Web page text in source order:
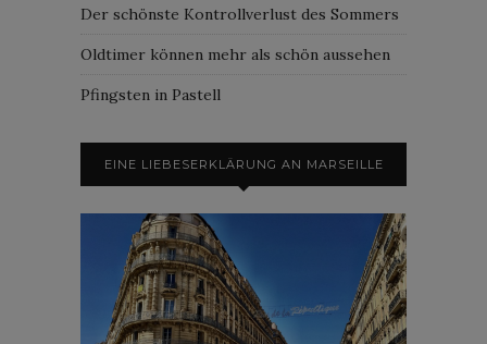
Der schönste Kontrollverlust des Sommers
Oldtimer können mehr als schön aussehen
Pfingsten in Pastell
EINE LIEBESERKLÄRUNG AN MARSEILLE